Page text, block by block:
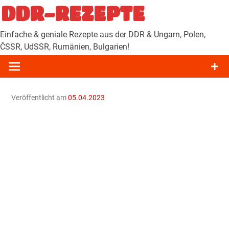
Zum
Inhalt
springen
DDR-REZEPTE
Einfache & geniale Rezepte aus der DDR & Ungarn, Polen,
ČSSR, UdSSR, Rumänien, Bulgarien!
Veröffentlicht am05.04.2023